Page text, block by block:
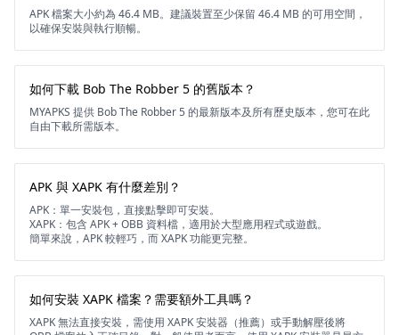
APK 檔案大小約為 46.4 MB。建議裝置至少保留 46.4 MB 的可用空間，
以確保安裝與執行順暢。
如何下載 Bob The Robber 5 的舊版本？
MYAPKS 提供 Bob The Robber 5 的最新版本及所有歷史版本，您可在此
自由下載所需版本。
APK 與 XAPK 有什麼差別？
APK：單一安裝包，直接點擊即可安裝。
XAPK：包含 APK + OBB 資料檔，適用於大型應用程式或遊戲。
簡單來說，APK 較輕巧，而 XAPK 功能更完整。
如何安裝 XAPK 檔案？需要額外工具嗎？
XAPK 無法直接安裝，需使用 XAPK 安裝器（推薦）或手動解壓後將